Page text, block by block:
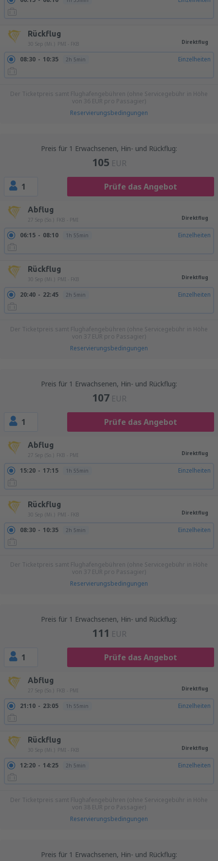
Rückflug
30 Sep (Mi.) PMI - FKB Direktflug
08:30 10:35 2h 5min Einzelheiten
Der Ticketpreis samt Flughafengebühren (ohne Servicegebühr in Höhe
von 36 EUR pro Passagier)
Reservierungsbedingungen
Preis für 1 Erwachsenen, Hin- und Rückflug:
105 EUR
1 Prüfe das Angebot
Abflug
27 Sep (So.) FKB - PMI Direktflug
06:15 08:10 1h 55min Einzelheiten
Rückflug
30 Sep (Mi.) PMI - FKB Direktflug
20:40 22:45 2h 5min Einzelheiten
Der Ticketpreis samt Flughafengebühren (ohne Servicegebühr in Höhe
von 37 EUR pro Passagier)
Reservierungsbedingungen
Preis für 1 Erwachsenen, Hin- und Rückflug:
107 EUR
1 Prüfe das Angebot
Abflug
27 Sep (So.) FKB - PMI Direktflug
15:20 17:15 1h 55min Einzelheiten
Rückflug
30 Sep (Mi.) PMI - FKB Direktflug
08:30 10:35 2h 5min Einzelheiten
Der Ticketpreis samt Flughafengebühren (ohne Servicegebühr in Höhe
von 37 EUR pro Passagier)
Reservierungsbedingungen
Preis für 1 Erwachsenen, Hin- und Rückflug:
111 EUR
1 Prüfe das Angebot
Abflug
27 Sep (So.) FKB - PMI Direktflug
21:10 23:05 1h 55min Einzelheiten
Rückflug
30 Sep (Mi.) PMI - FKB Direktflug
12:20 14:25 2h 5min Einzelheiten
Der Ticketpreis samt Flughafengebühren (ohne Servicegebühr in Höhe
von 38 EUR pro Passagier)
Reservierungsbedingungen
Preis für 1 Erwachsenen, Hin- und Rückflug: